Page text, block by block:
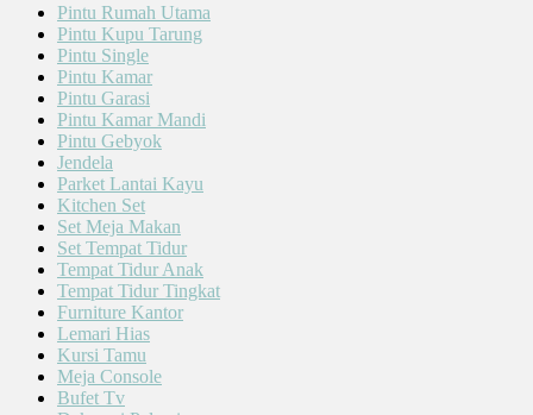
Pintu Rumah Utama
Pintu Kupu Tarung
Pintu Single
Pintu Kamar
Pintu Garasi
Pintu Kamar Mandi
Pintu Gebyok
Jendela
Parket Lantai Kayu
Kitchen Set
Set Meja Makan
Set Tempat Tidur
Tempat Tidur Anak
Tempat Tidur Tingkat
Furniture Kantor
Lemari Hias
Kursi Tamu
Meja Console
Bufet Tv